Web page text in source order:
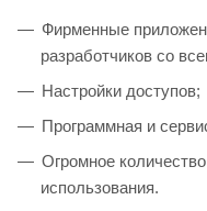
Фирменные
разработчиков со
Настройки доступов;
Программная и
Огромное
использования.